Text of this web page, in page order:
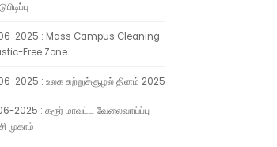
2025 : Mass Campus Cleaning
Free Zone
2025 : உலக சுற்றுச்சூழல் தினம் 2025
2025 : கரூர் மாவட்ட வேலைவாய்ப்பு
முகாம்